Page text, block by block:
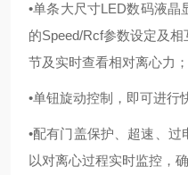
•单条大尺寸LED数码液
的Speed/Rcf参数设定及
节及实时查看相对离心力；
•单钮旋动控制，即可进行
•配有门盖保护、超速、
以对离心过程实时监控，